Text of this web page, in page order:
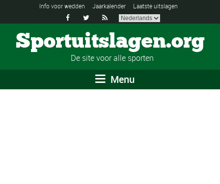
Info voor wedden Jaarkalender Laatste uitslagen
  
Sportuitslagen.org
De site voor alle sporten
Menu